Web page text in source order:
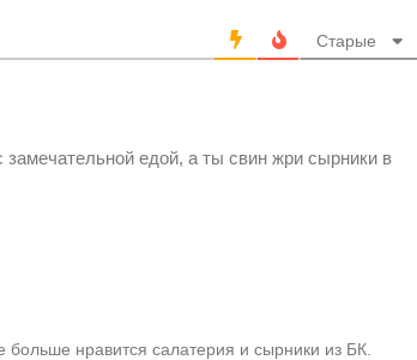
Старые
едой, а ты свин жри сырники в
нравится салатерия и сырники из БК.